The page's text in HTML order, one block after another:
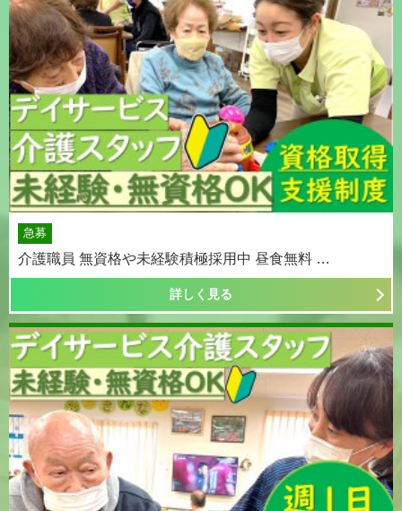
急募
介護職員 無資格や未経験積極採用中 昼食無料 …
詳しく見る